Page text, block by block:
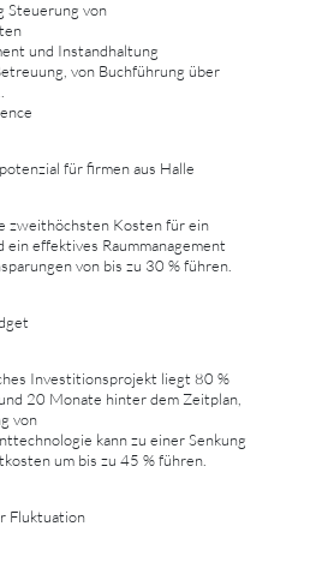
Steuerung von
und Instandhaltung
von Buchführung über
für firmen aus Halle
zweithöchsten Kosten für ein
ein effektives Raummanagement
von bis zu 30 % führen.
Investitionsprojekt liegt 80 %
20 Monate hinter dem Zeitplan,
von
kann zu einer Senkung
um bis zu 45 % führen.
Fluktuation